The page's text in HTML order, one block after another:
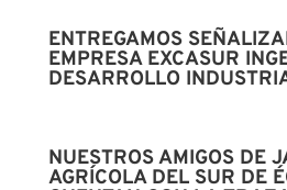
ENTREGAMOS
EMPRESA EXCASUR
DESARROLLO
NUESTROS AMIGOS DE
AGRÍCOLA DEL SUR DE